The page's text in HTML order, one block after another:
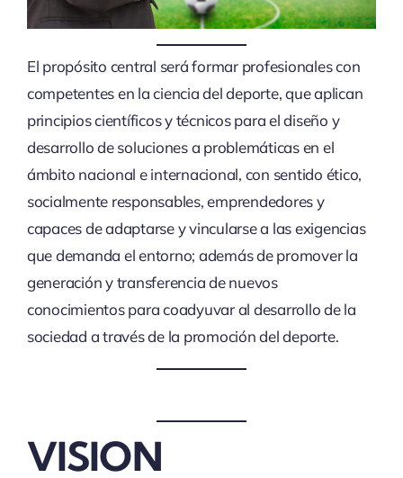
El propósito central será formar profesionales con
competentes en la ciencia del deporte, que aplican
principios científicos y técnicos para el diseño y
desarrollo de soluciones a problemáticas en el
ámbito nacional e internacional, con sentido ético,
socialmente responsables, emprendedores y
capaces de adaptarse y vincularse a las exigencias
que demanda el entorno; además de promover la
generación y transferencia de nuevos
conocimientos para coadyuvar al desarrollo de la
sociedad a través de la promoción del deporte.
VISION